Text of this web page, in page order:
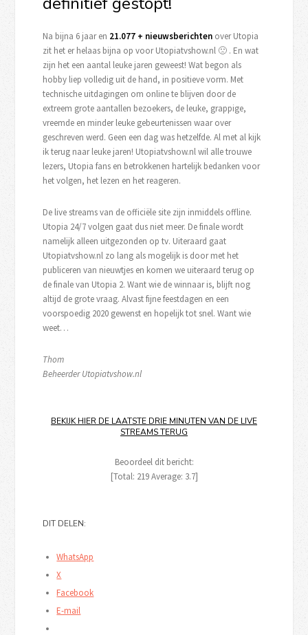
Na bijna 6 jaar en 21.077 + nieuwsberichten over Utopia
zit het er helaas bijna op voor Utopiatvshow.nl 🙁 . En wat
zijn het een aantal leuke jaren geweest! Wat begon als
hobby liep volledig uit de hand, in positieve vorm. Met
technische uitdagingen om online te blijven door de
extreem grote aantallen bezoekers, de leuke, grappige,
vreemde en minder leuke gebeurtenissen waar over
geschreven werd. Geen een dag was hetzelfde. Al met al kijk
ik terug naar leuke jaren! Utopiatvshow.nl wil alle trouwe
lezers, Utopia fans en betrokkenen hartelijk bedanken voor
het volgen, het lezen en het reageren.
De live streams van de officiële site zijn inmiddels offline.
Utopia 24/7 volgen gaat dus niet meer. De finale wordt
namelijk alleen uitgezonden op tv. Uiteraard gaat
Utopiatvshow.nl zo lang als mogelijk is door met het
publiceren van nieuwtjes en komen we uiteraard terug op
de finale van Utopia 2. Want wie de winnaar is, blijft nog
altijd de grote vraag. Alvast fijne feestdagen en een
voorspoedig 2020 gewenst en hopelijk tot snel. Want wie
weet…
Thom
Beheerder Utopiatvshow.nl
BEKIJK HIER DE LAATSTE DRIE MINUTEN VAN DE LIVE
STREAMS TERUG
Beoordeel dit bericht:
[Total: 219Average: 3.7]
DIT DELEN:
WhatsApp
X
Facebook
E-mail